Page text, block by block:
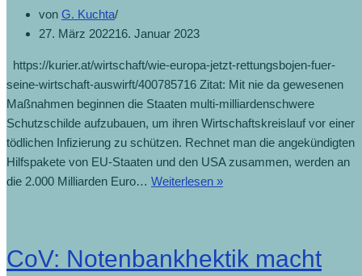
von G. Kuchta
27. März 202216. Januar 2023
https://kurier.at/wirtschaft/wie-europa-jetzt-rettungsbojen-fuer-
seine-wirtschaft-auswirft/400785716 Zitat: Mit nie da gewesenen
Maßnahmen beginnen die Staaten multi-milliardenschwere
Schutzschilde aufzubauen, um ihren Wirtschaftskreislauf vor einer
tödlichen Infizierung zu schützen. Rechnet man die angekündigten
Hilfspakete von EU-Staaten und den USA zusammen, werden an
die 2.000 Milliarden Euro… Weiterlesen »
CoV: Notenbankhektik macht